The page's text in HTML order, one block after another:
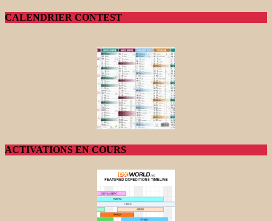
CALENDRIER CONTEST
ACTIVATIONS EN COURS